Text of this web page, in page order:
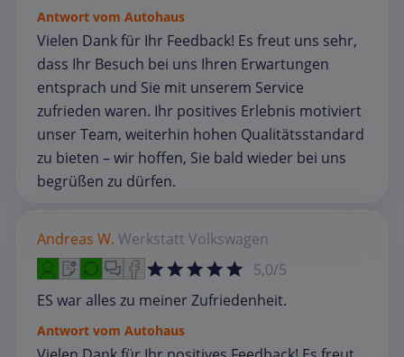
Antwort vom Autohaus
Vielen Dank für Ihr Feedback! Es freut uns sehr,
dass Ihr Besuch bei uns Ihren Erwartungen
entsprach und Sie mit unserem Service
zufrieden waren. Ihr positives Erlebnis motiviert
unser Team, weiterhin hohen Qualitätsstandard
zu bieten – wir hoffen, Sie bald wieder bei uns
begrüßen zu dürfen.
Andreas W. Werkstatt Volkswagen
5,0/5
ES war alles zu meiner Zufriedenheit.
Antwort vom Autohaus